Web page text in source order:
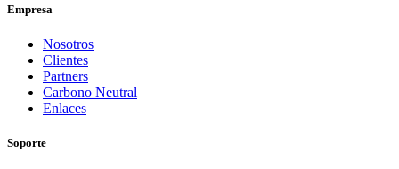
Empresa
Nosotros
Clientes
Partners
Carbono Neutral
Enlaces
Soporte